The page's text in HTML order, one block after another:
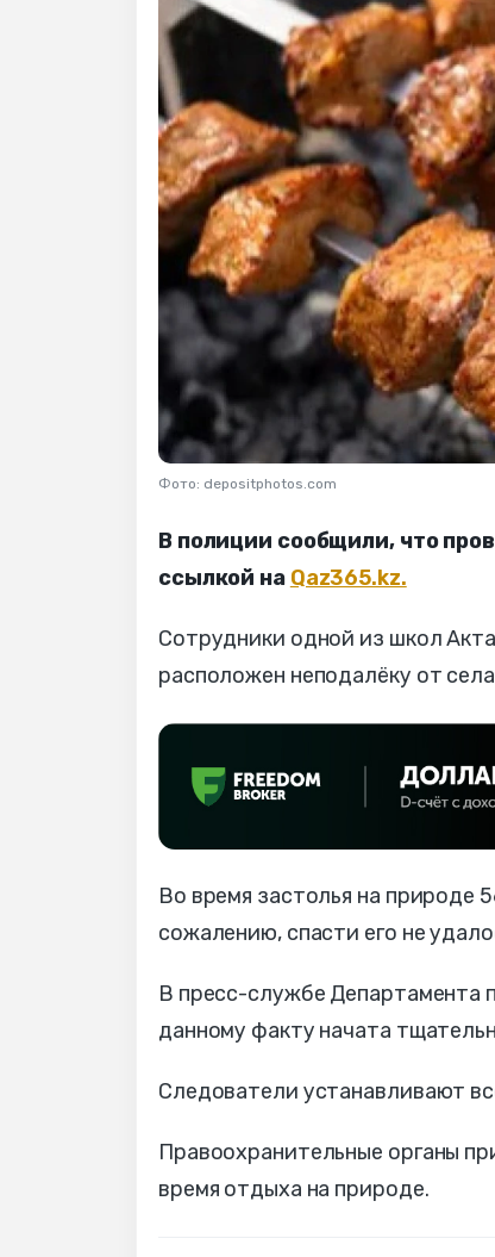
Фото: depositphotos.com
В полиции сообщили, что
ссылкой на Qaz365.kz.
Сотрудники одной из школ
расположен неподалёку от
Во время застолья на природе
сожалению, спасти его не
В пресс-службе Департамента
данному факту начата
Следователи устанавливают
Правоохранительные органы
время отдыха на природе.